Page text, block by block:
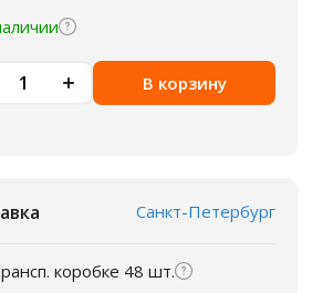
В корзину
Санкт-Петербург
коробке 48 шт.